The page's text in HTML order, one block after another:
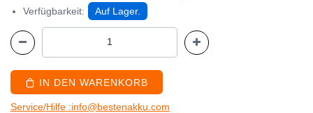
Verfügbarkeit:
Auf Lager.
IN DEN WARENKORB
Service/Hilfe :info@bestenakku.com